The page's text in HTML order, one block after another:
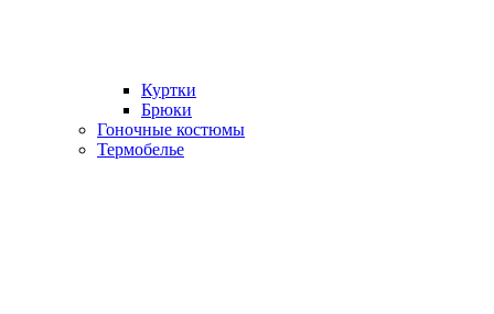
Куртки
Брюки
Гоночные костюмы
Термобелье